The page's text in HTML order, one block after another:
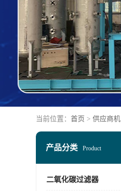
当前位置： 首页 > 供应商机
产品分类 Product
二氧化碳过滤器